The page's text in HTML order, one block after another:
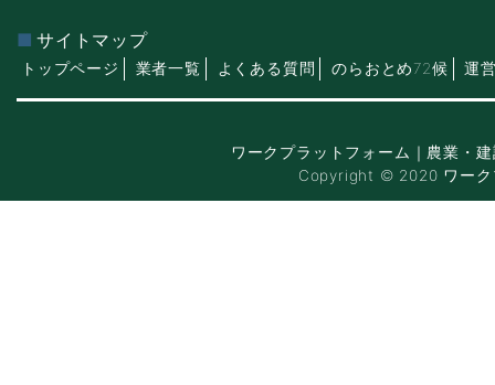
サイトマップ
トップページ 業者一覧 よくある質問 のらおとめ72候 運
ワークプラットフォーム｜農業・
Copyright © 2020 ワーク